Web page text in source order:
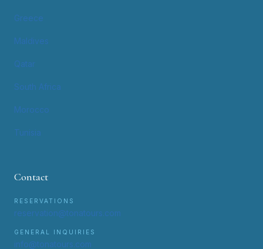
Greece
Maldives
Qatar
South Africa
Morocco
Tunisia
Contact
RESERVATIONS
reservation@tonatours.com
GENERAL INQUIRIES
info@tonatours.com